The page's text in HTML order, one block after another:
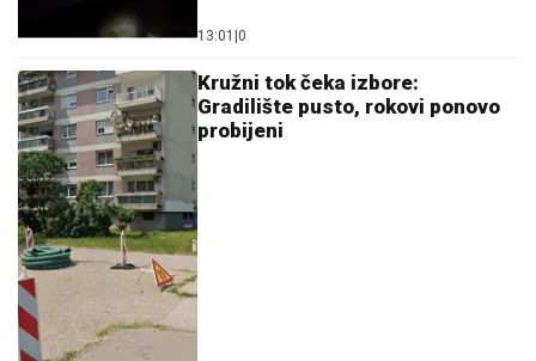
13:01 0
Kružni tok čeka izbore:
Gradilište pusto, rokovi ponovo
probijeni